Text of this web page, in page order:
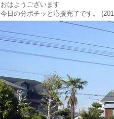
おはようございます
今日の分ポチッと応援完了です。